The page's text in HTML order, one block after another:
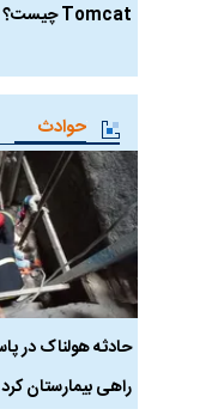
Tomcat چیست؟
حوادث
راهی بیمارستان کرد